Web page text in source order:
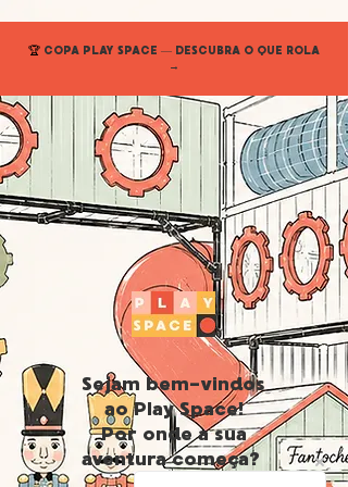
🏆 COPA PLAY SPACE — DESCUBRA O QUE ROLA
→
Sejam bem-vindos
ao Play Space!
Por onde a sua
aventura começa?